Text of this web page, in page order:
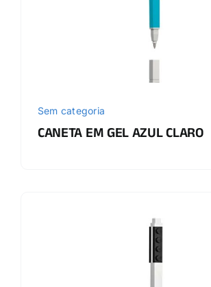
Sem categoria
CANETA EM GEL AZUL CLARO